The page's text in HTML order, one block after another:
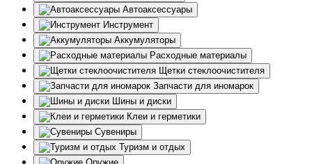
Автоаксессуары
Инструмент
Аккумуляторы
Расходные материалы
Щетки стеклоочистителя
Запчасти для иномарок
Шины и диски
Клеи и герметики
Сувениры
Туризм и отдых